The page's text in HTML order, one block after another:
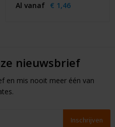
Al vanaf € 1,46
nieuwsbrief
en mis nooit meer één van